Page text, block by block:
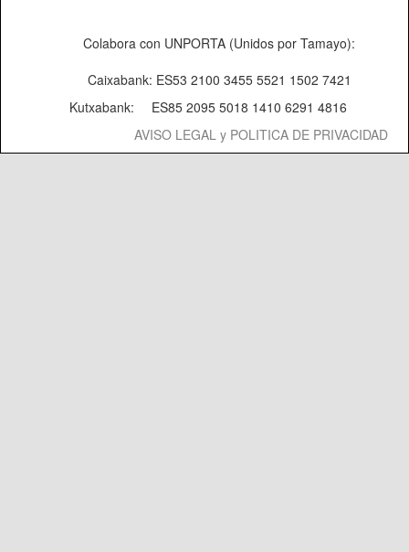
Colabora con UNPORTA (Unidos por Tamayo):
Caixabank: ES53 2100 3455 5521 1502 7421
Kutxabank:
ES85 2095 5018 1410 6291 4816
AVISO LEGAL y POLITICA DE PRIVACIDAD